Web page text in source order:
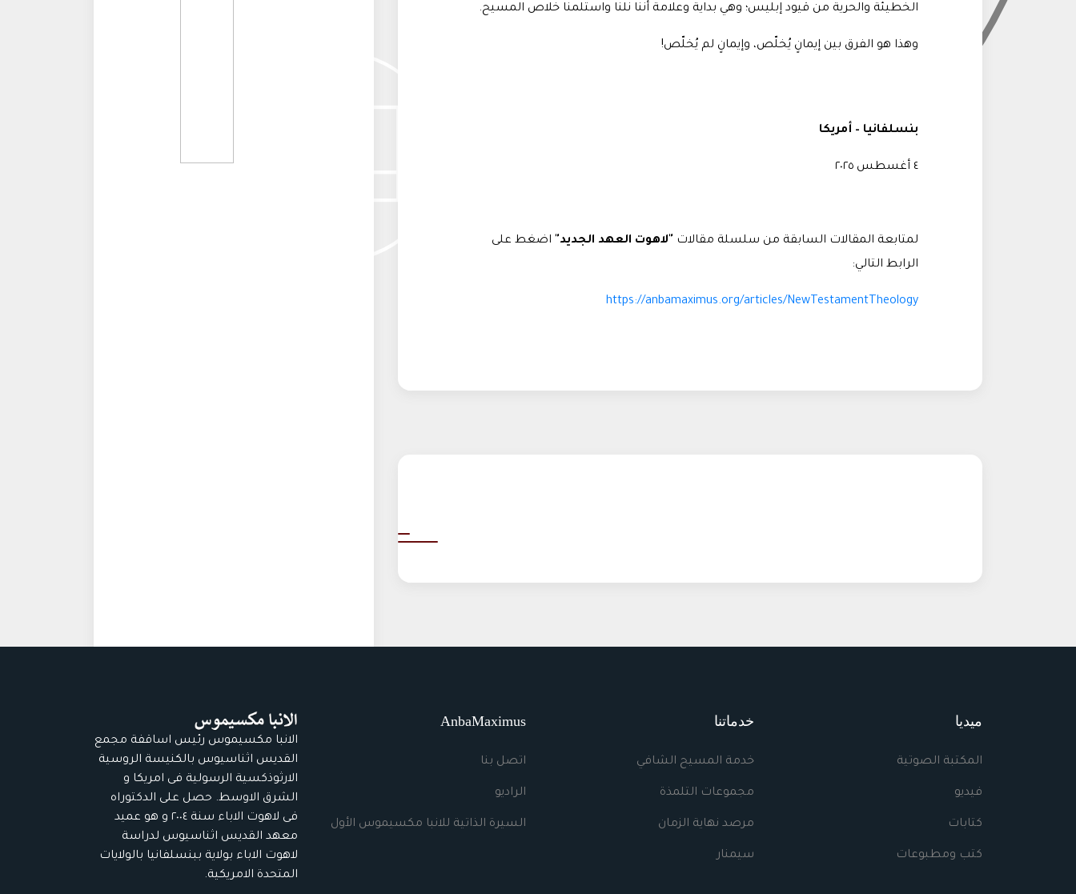
الخطيئة والحرية من قيود إبليس؛ وهي بداية وعلامة أننا نلنا واستلمنا خلاص المسيح.
وهذا هو الفرق بين إيمانٍ يُخلّص، وإيمانٍ لم يُخلّص!
بنسلفانيا – أمريكا
٤ أغسطس ٢٠٢٥
لمتابعة المقالات السابقة من سلسلة مقالات "لاهوت العهد الجديد" اضغط على
الرابط التالي:
https://anbamaximus.org/articles/NewTestamentTheology
ميديا
المكتبة الصوتية
فيديو
كتابات
كتب ومطبوعات
خدماتنا
خدمة المسيح الشافي
مجموعات التلمذة
مرصد نهاية الزمان
سيمنار
AnbaMaximus
اتصل بنا
الراديو
السيرة الذاتية للانبا مكسيموس الأول
الانبا مكسيموس رئيس اساقفة مجمع
القديس اثناسيوس بالكنيسة الروسية
الارثوذكسية الرسولية فى امريكا و
الشرق الاوسط. حصل على الدكتوراه
فى لاهوت الاباء سنة ٢٠٠٤ و هو عميد
معهد القديس اثناسيوس لدراسة
لاهوت الاباء بولاية ببنسلفانيا بالولايات
المتحدة الامريكية.